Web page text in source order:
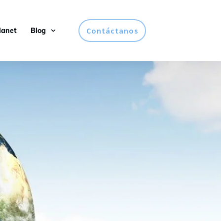
Blog Contáctanos